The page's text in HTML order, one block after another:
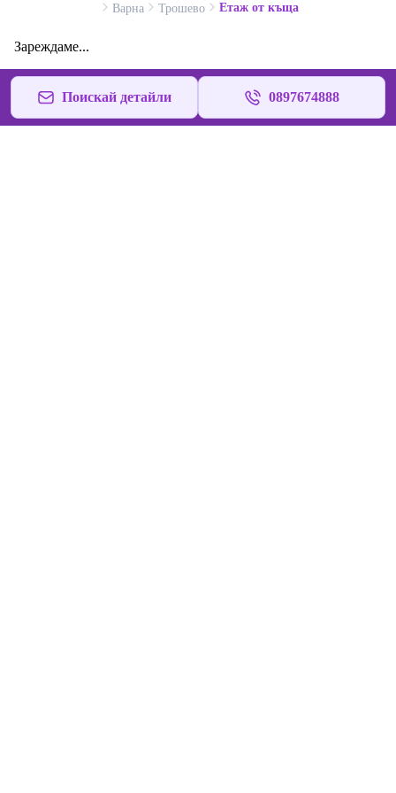
Варна Трошево Етаж от къща
Зареждаме...
Поискай детайли 0897674888